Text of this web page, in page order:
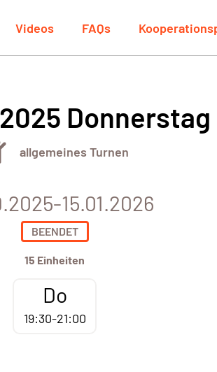
Videos FAQs
Donnerstag
allgemeines Turnen
15.01.2026
BEENDET
15 Einheiten
Do
19:30-21:00